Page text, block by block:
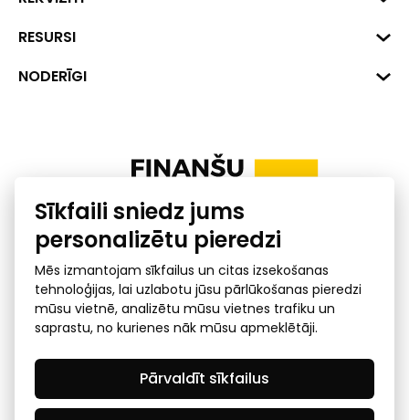
1045
+371 287 18175
Reģ. Nr. 40008002175
Banka: SEB Banka
RESURSI
Dati
Uzņēmumu kredītspējas kalkulators
NODERĪGI
Ombuds
Privātuma politika
GDPR subjekta piekļuves
pieprasījums
© 2026 Latvijas Finanšu nozares asociācija - visas tiesības
Sīkfaili sniedz jums
personalizētu pieredzi
Mēs izmantojam sīkfailus un citas izsekošanas
tehnoloģijas, lai uzlabotu jūsu pārlūkošanas pieredzi
mūsu vietnē, analizētu mūsu vietnes trafiku un
saprastu, no kurienes nāk mūsu apmeklētāji.
Pārvaldīt sīkfailus